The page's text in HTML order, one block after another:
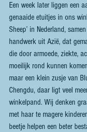
Een week later liggen een
genaaide etuitjes in ons
Sheep’ in Nederland,
handwerk uit Azië, dat
die door armoede, ziekte,
moeilijk rond kunnen
maar een klein zusje van
Chengdu, daar ligt veel
winkelpand. Wij denken
met haar te magere
beetje helpen een beter